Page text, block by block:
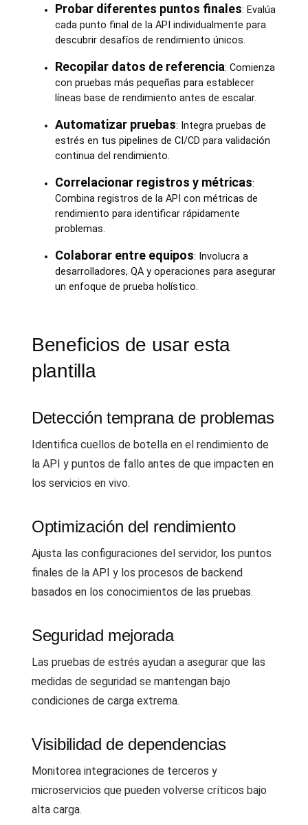
Probar diferentes puntos finales: Evalúa
cada punto final de la API individualmente para
descubrir desafíos de rendimiento únicos.
Recopilar datos de referencia: Comienza
con pruebas más pequeñas para establecer
líneas base de rendimiento antes de escalar.
Automatizar pruebas: Integra pruebas de
estrés en tus pipelines de CI/CD para validación
continua del rendimiento.
Correlacionar registros y métricas:
Combina registros de la API con métricas de
rendimiento para identificar rápidamente
problemas.
Colaborar entre equipos: Involucra a
desarrolladores, QA y operaciones para asegurar
un enfoque de prueba holístico.
Beneficios de usar esta
plantilla
Detección temprana de problemas
Identifica cuellos de botella en el rendimiento de
la API y puntos de fallo antes de que impacten en
los servicios en vivo.
Optimización del rendimiento
Ajusta las configuraciones del servidor, los puntos
finales de la API y los procesos de backend
basados en los conocimientos de las pruebas.
Seguridad mejorada
Las pruebas de estrés ayudan a asegurar que las
medidas de seguridad se mantengan bajo
condiciones de carga extrema.
Visibilidad de dependencias
Monitorea integraciones de terceros y
microservicios que pueden volverse críticos bajo
alta carga.